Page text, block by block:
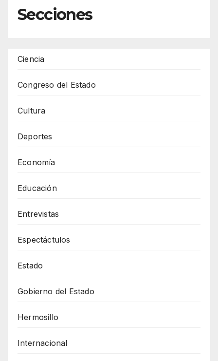
Secciones
Ciencia
Congreso del Estado
Cultura
Deportes
Economía
Educación
Entrevistas
Espectáctulos
Estado
Gobierno del Estado
Hermosillo
Internacional